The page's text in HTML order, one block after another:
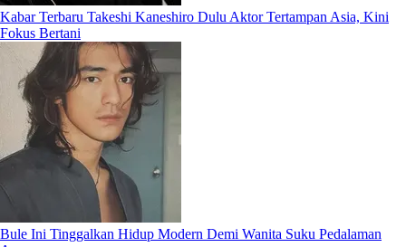
Kabar Terbaru Takeshi Kaneshiro Dulu Aktor Tertampan Asia, Kini
Fokus Bertani
Bule Ini Tinggalkan Hidup Modern Demi Wanita Suku Pedalaman